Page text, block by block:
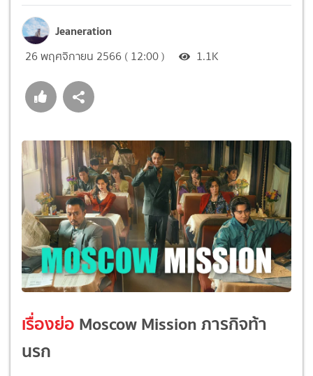
Jeaneration
26 พฤศจิกายน 2566 ( 12:00 ) 1.1K
เรื่องย่อ Moscow Mission ภารกิจท้า
นรก